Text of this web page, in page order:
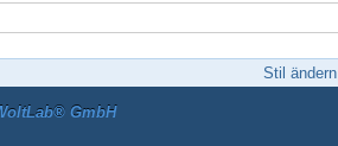
Stil ändern
GmbH